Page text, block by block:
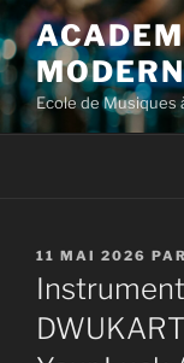
Aller
au
contenu
principalEcole de Musiques
PUBLIÉ
LE
11 MAI 2026 PAR